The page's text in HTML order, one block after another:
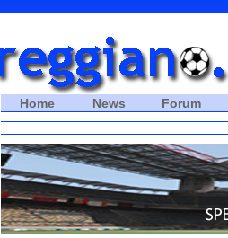
Home News Forum